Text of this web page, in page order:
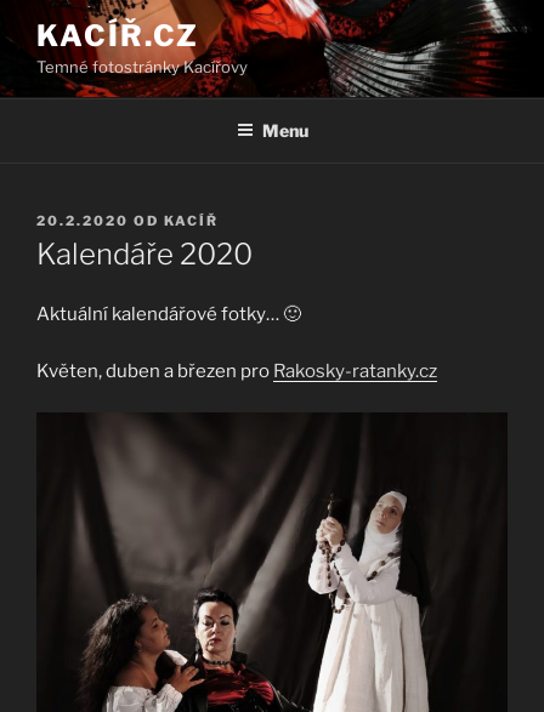
k
obsahu
webu
KACÍŘ.CZ
Temné fotostránky Kacířovy
Menu
PUBLIKOVÁNO
20.2.2020 OD KACÍŘ
Kalendáře 2020
Aktuální kalendářové fotky… 🙂
Květen, duben a březen pro Rakosky-ratanky.cz